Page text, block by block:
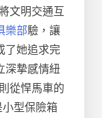
文明交通互
樂部驗，讓
了她追求完
深摯感情紐
從悍馬車的
型保險箱